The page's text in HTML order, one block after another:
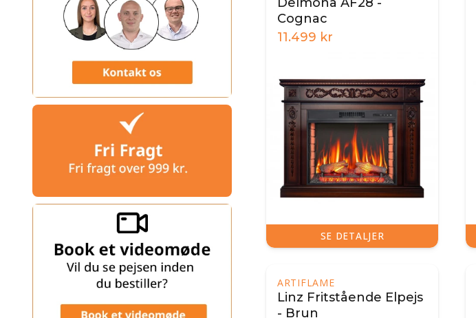
Delmona AF28 -
Cognac
11.499 kr
SE DETALJER
ARTIFLAME
Linz Fritstående Elpejs
- Brun